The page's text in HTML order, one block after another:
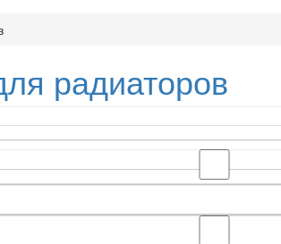
радиаторов